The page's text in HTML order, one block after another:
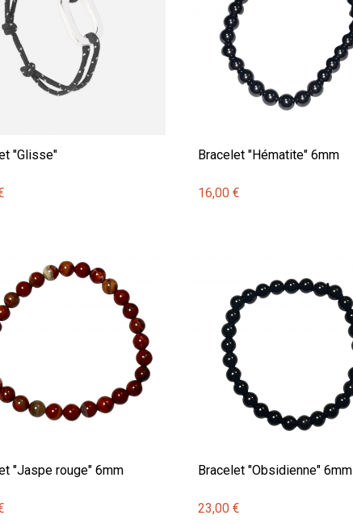
"Glisse" Bracelet "Hématite" 6mm
16,00 €
"Jaspe rouge" 6mm Bracelet "Obsidienne" 6mm
23,00 €